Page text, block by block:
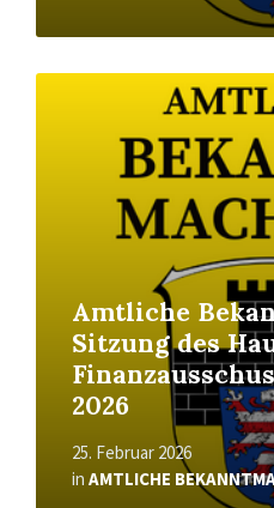
Amtliche
Sitzung des
2026
25. Februar 2026
in AMTLICHE
Read